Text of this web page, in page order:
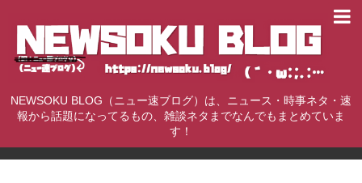
NEWSOKU BLOG（ニュー速ブログ）は、ニュース・時事ネタ・速
報から話題になってるもの、雑談ネタまでなんでもまとめていま
す！